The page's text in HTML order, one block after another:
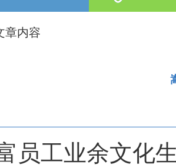
章内容
员工业余文化